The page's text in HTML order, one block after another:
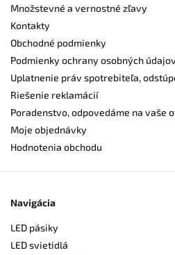
Množstevné a vernostné zľavy
Kontakty
Obchodné podmienky
Podmienky ochrany osobných
Uplatnenie práv spotrebiteľa,
Riešenie reklamácií
Poradenstvo, odpovedáme na vaše
Moje objednávky
Hodnotenia obchodu
Navigácia
LED pásiky
LED svietidlá